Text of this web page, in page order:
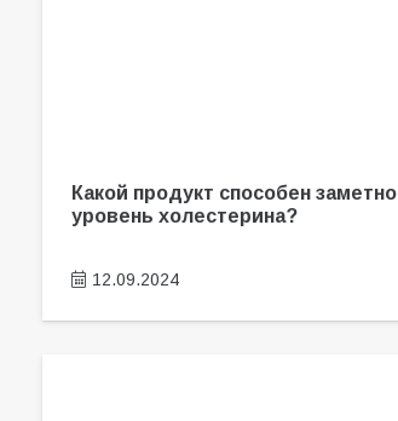
Какой продукт способен
уровень холестерина?
12.09.2024